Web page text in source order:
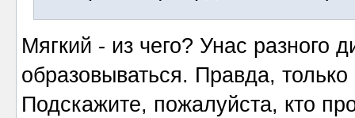
Мягкий - из чего? Унас разного
образовываться. Правда,
Подскажите, пожалуйста, кто